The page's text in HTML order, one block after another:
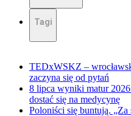
Tagi
TEDxWSKZ –
zaczyna się od pytań
8 lipca wyniki matur
dostać się na medycynę
Poloniści się buntują.